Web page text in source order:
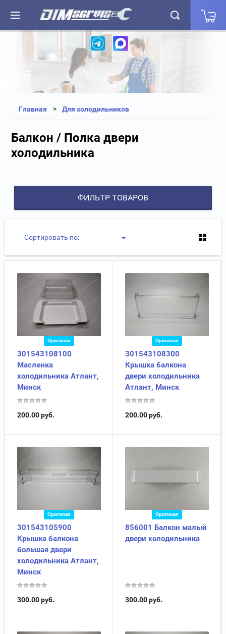
+7(812) 323-87-27
+7(812) 327-25-35
Главная Для холодильников
Балкон / Полка двери
холодильника
ФИЛЬТР ТОВАРОВ
Сортировать по:
Оригинал
301543108100
Масленка
холодильника Атлант,
Минск
200.00руб.
Оригинал
301543108300
Крышка балкона
двери холодильника
Атлант, Минск
200.00руб.
Оригинал
301543105900
Крышка балкона
большая двери
холодильника Атлант,
Минск
300.00руб.
Оригинал
856001 Балкон малый
двери холодильника
300.00руб.